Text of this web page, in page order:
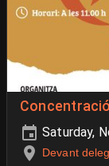
Saturday,
Devant